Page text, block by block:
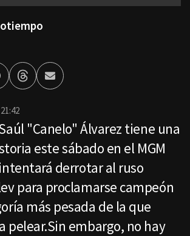
ThreadsEnviar
por
"Canelo" Álvarez tiene una
este sábado en el MGM
derrotar al ruso
para proclamarse campeón
más pesada de la que
pelear.Sin embargo, no hay